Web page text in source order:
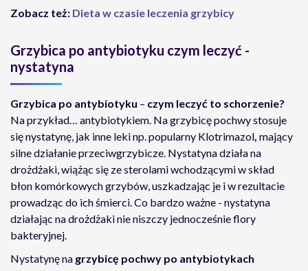
Zobacz też: Dieta w czasie leczenia grzybicy
Grzybica po antybiotyku czym leczyć -
nystatyna
Grzybica po antybiotyku – czym leczyć to schorzenie?
Na przykład… antybiotykiem. Na grzybicę pochwy stosuje
się nystatynę, jak inne leki np. popularny Klotrimazol, mający
silne działanie przeciwgrzybicze. Nystatyna działa na
drożdżaki, wiążąc się ze sterolami wchodzącymi w skład
błon komórkowych grzybów, uszkadzając je i w rezultacie
prowadząc do ich śmierci. Co bardzo ważne - nystatyna
działając na drożdżaki nie niszczy jednocześnie flory
bakteryjnej.
Nystatynę na grzybicę pochwy po antybiotykach